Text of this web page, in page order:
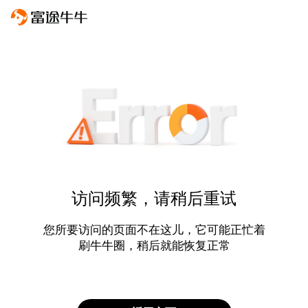
访问频繁，请稍后重试
您所要访问的页面不在这儿，它可能正忙着
刷牛牛圈，稍后就能恢复正常